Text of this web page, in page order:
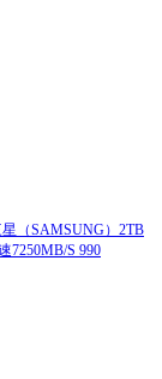
（SAMSUNG）2TB
7250MB/S 990